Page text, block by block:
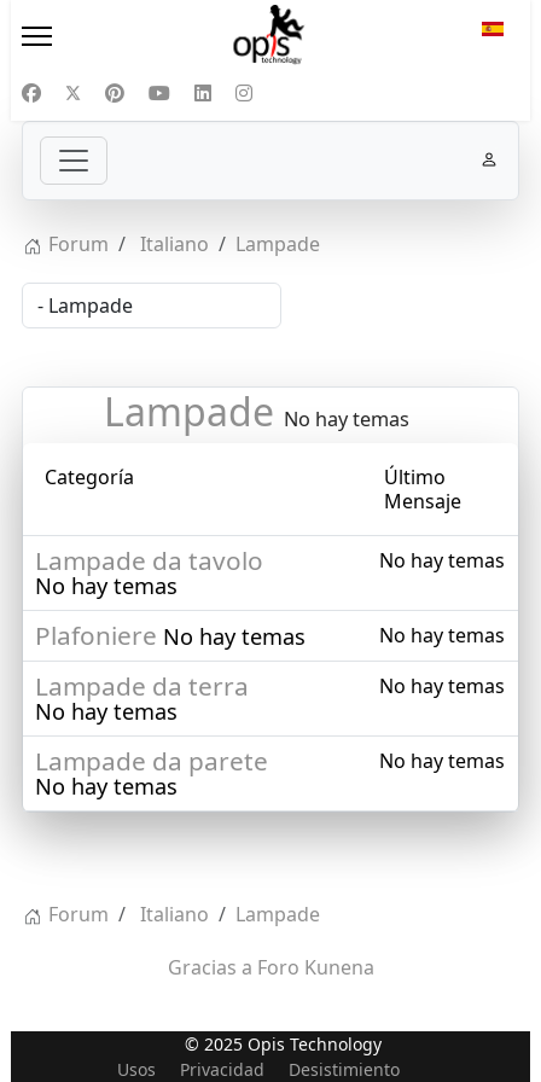
Forum Italiano Lampade
Lampade No hay temas
Categoría
Último
Mensaje
Lampade da tavolo
No hay temas
No hay temas
Plafoniere No hay temas No hay temas
Lampade da terra
No hay temas
No hay temas
Lampade da parete
No hay temas
No hay temas
Forum Italiano
Lampade
Gracias a Foro Kunena
© 2025 Opis Technology
Usos
Privacidad Desistimiento